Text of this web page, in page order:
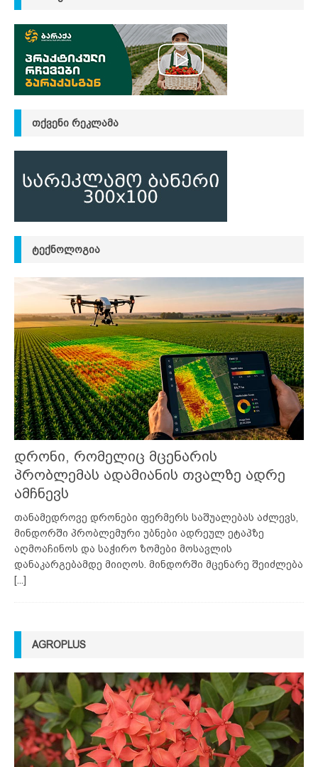
ᲗᲥᲕᲔᲜᲘ ᲠᲔᲙᲚᲐᲛᲐ
ᲢᲔᲥᲜᲝᲚᲝᲒᲘᲐ
დრონი, რომელიც მცენარის
პრობლემას ადამიანის თვალზე ადრე
ამჩნევს
თანამედროვე დრონები ფერმერს საშუალებას აძლევს,
მინდორში პრობლემური უბნები ადრეულ ეტაპზე
აღმოაჩინოს და საჭირო ზომები მოსავლის
დანაკარგებამდე მიიღოს. მინდორში მცენარე შეიძლება
[...]
AGROPLUS